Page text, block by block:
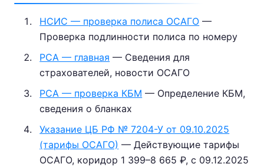
НСИС — проверка полиса ОСАГО —
Проверка подлинности полиса по номеру
РСА — главная — Сведения для
страхователей, новости ОСАГО
РСА — проверка КБМ — Определение КБМ,
сведения о бланках
Указание ЦБ РФ № 7204-У от 09.10.2025
(тарифы ОСАГО) — Действующие тарифы
ОСАГО, коридор 1 399–8 665 ₽, с 09.12.2025